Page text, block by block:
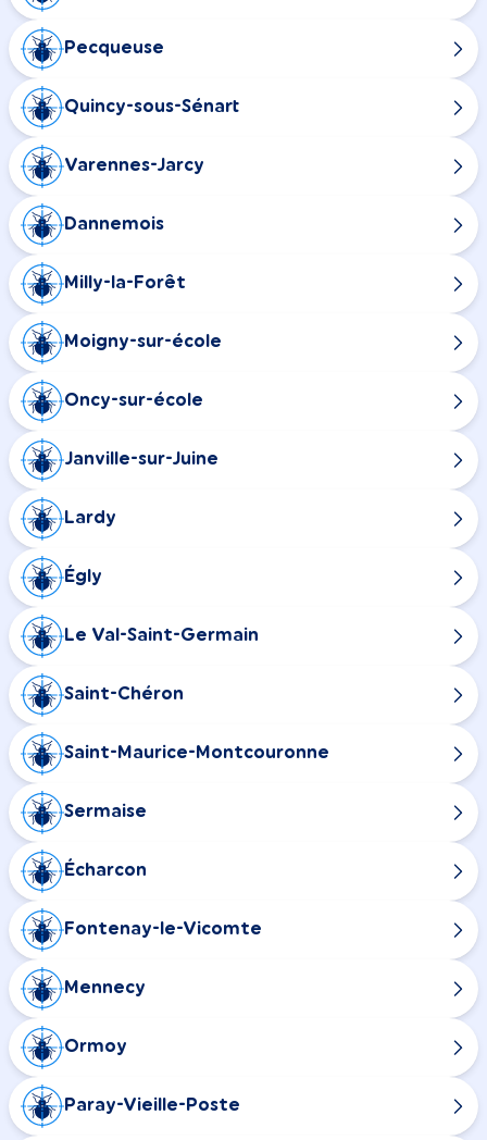
Pecqueuse
Quincy-sous-Sénart
Varennes-Jarcy
Dannemois
Milly-la-Forêt
Moigny-sur-école
Oncy-sur-école
Janville-sur-Juine
Lardy
Égly
Le Val-Saint-Germain
Saint-Chéron
Saint-Maurice-Montcouronne
Sermaise
Écharcon
Fontenay-le-Vicomte
Mennecy
Ormoy
Paray-Vieille-Poste